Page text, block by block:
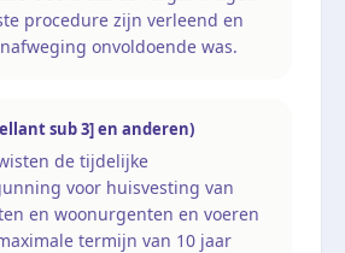
procedure zijn verleend en
onvoldoende was.
sub 3] en anderen)
de tijdelijke
voor huisvesting van
en woonurgenten en voeren
termijn van 10 jaar